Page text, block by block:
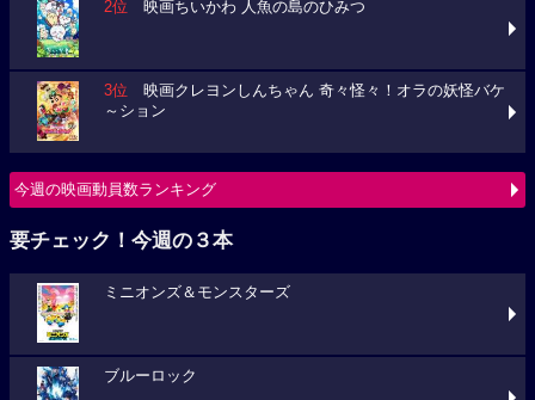
2位 映画ちいかわ 人魚の島のひみつ
3位 映画クレヨンしんちゃん 奇々怪々！オラの妖怪バケ
～ション
今週の映画動員数ランキング
要チェック！今週の３本
ミニオンズ＆モンスターズ
ブルーロック